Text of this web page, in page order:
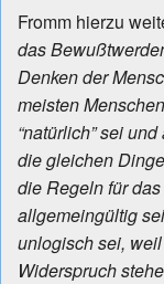
Fromm hierzu
das
Denken der
meisten
“natürlich” sei
die gleichen
die Regeln für
allgemeingültig
unlogisch sei,
Widerspruch